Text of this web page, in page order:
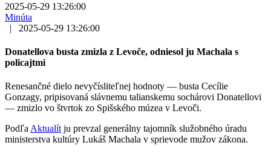
2025-05-29 13:26:00
Minúta
|
2025-05-29 13:26:00
Donatellova busta zmizla z Levoče, odniesol ju Machala s
policajtmi
Renesančné dielo nevyčísliteľnej hodnoty — busta Cecílie
Gonzagy, pripisovaná slávnemu talianskemu sochárovi Donatellovi
— zmizlo vo štvrtok zo Spišského múzea v Levoči.
PodľaAktualítju prevzal generálny tajomník služobného úradu
ministerstva kultúry Lukáš Machala v sprievode mužov zákona.